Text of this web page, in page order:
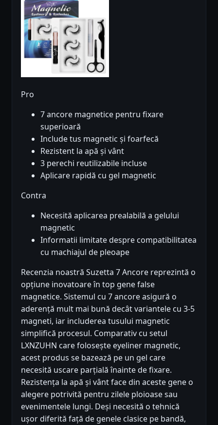
Pro
7 ancore magnetice pentru fixare
superioară
Include tus magnetic și foarfecă
Rezistent la apă și vânt
3 perechi reutilizabile incluse
Aplicare rapidă cu gel magnetic
Contra
Necesită aplicarea prealabilă a gelului
magnetic
Informatii limitate despre compatibilitatea
cu machiajul de pleoape
Recenzia noastră Suzetta 7 Ancore reprezintă o
opțiune inovatoare în top gene false
magnetice. Sistemul cu 7 ancore asigură o
aderență mult mai bună decât variantele cu 3-5
magneti, iar includerea tusului magnetic
simplifică procesul. Comparativ cu setul
LXNZUHN care folosește eyeliner magnetic,
acest produs se bazează pe un gel care
necesită uscare parțială înainte de fixare.
Rezistența la apă și vânt face din aceste gene o
alegere potrivită pentru zilele ploioase sau
evenimentele lungi. Deși necesită o tehnică
ușor diferită față de genele clasice pe bandă,